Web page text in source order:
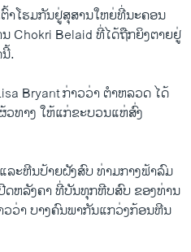
າ​ໂຮມກັນ​ຢູ່​ສຸສານ​ໃຫຍ່ທີ່​ນະຄອນ
Chokri Belaid ​ທີ່​ໄດ້​ຖືກ​ຍິງ​ຕາຍ​ຢູ່​
.
Bryant ​ກ່າວ​ວ່າ ຕໍາຫລວດ ​ໄດ້
ວ​ທາງ ​ໃຫ້​ແກ່​ຂະ​ບວນ​ແຫ່ສົ່ງ
ະຫີນປ້າຍ​ຝັງ​ສົບ ທ່າມກາງ​ຟ້າ​ລົມ​
ດ​ຫລັງ​ຄາ ທີ່ບັນທຸກ​ຫີບ​ສົບ ຂອງ​ທ່ານ
ວ​ວ່າ ບາງ​ຄົນ​ພາກັນ​ແກວ່ງ​ກ້ອນ​ຫີນ​